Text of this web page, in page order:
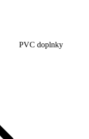
PVC doplnky